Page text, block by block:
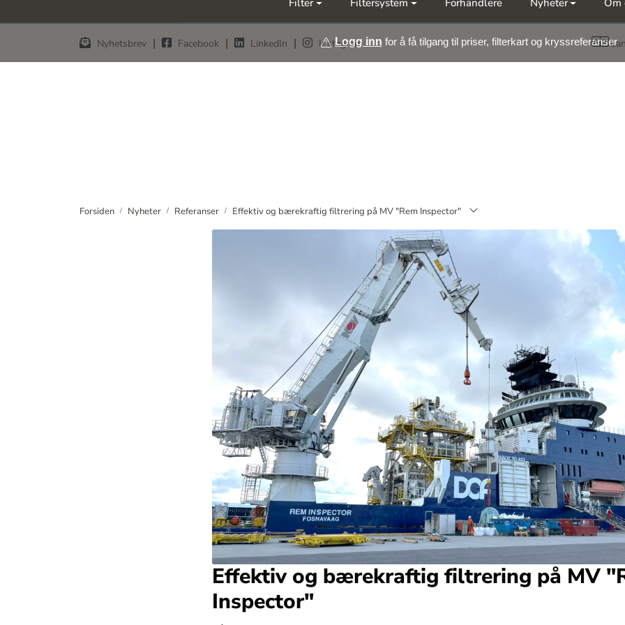
Nyhetsbrev | Facebook | LinkedIn | Instagram
Filter Filtersystem Forhandlere Nyheter Om
Logg inn for å få tilgang til priser, filterkart og kryssreferanser
Forsiden Nyheter Referanser Effektiv og bærekraftig filtrering på MV "Rem Inspector"
Effektiv og bærekraftig filtrering på MV
Inspector"